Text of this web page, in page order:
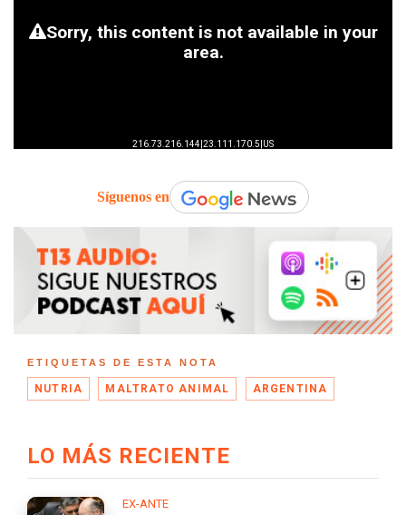
Síguenos en
ETIQUETAS DE ESTA NOTA
NUTRIA MALTRATO ANIMAL ARGENTINA
LO MÁS RECIENTE
EX-ANTE